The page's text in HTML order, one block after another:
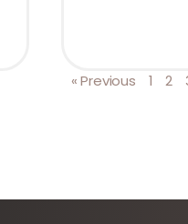
« Previous 1 2